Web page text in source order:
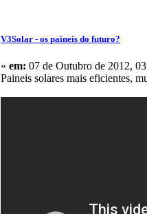
V3Solar - os paineis do futuro?
« em: 07 de Outubro de 2012,
Paineis solares mais eficientes,